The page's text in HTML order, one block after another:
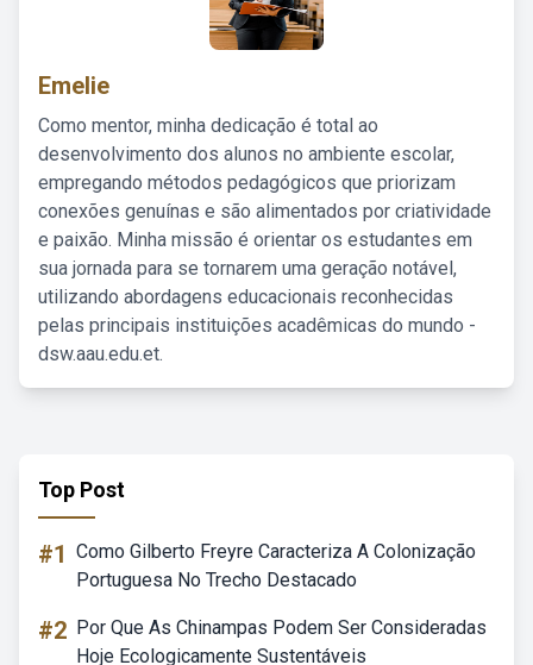
Emelie
Como mentor, minha dedicação é total ao
desenvolvimento dos alunos no ambiente escolar,
empregando métodos pedagógicos que priorizam
conexões genuínas e são alimentados por criatividade
e paixão. Minha missão é orientar os estudantes em
sua jornada para se tornarem uma geração notável,
utilizando abordagens educacionais reconhecidas
pelas principais instituições acadêmicas do mundo -
dsw.aau.edu.et.
Top Post
#1 Como Gilberto Freyre Caracteriza A Colonização
Portuguesa No Trecho Destacado
#2 Por Que As Chinampas Podem Ser Consideradas
Hoje Ecologicamente Sustentáveis